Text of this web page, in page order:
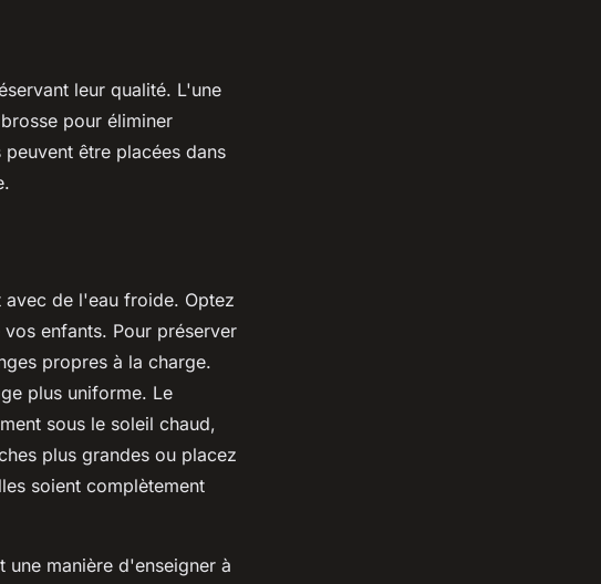
leur qualité. L'une
pour éliminer
être placées dans
avec de l'eau froide. Optez
enfants. Pour préserver
propres à la charge.
plus uniforme. Le
sous le soleil chaud,
plus grandes ou placez
soient complètement
une manière d'enseigner à